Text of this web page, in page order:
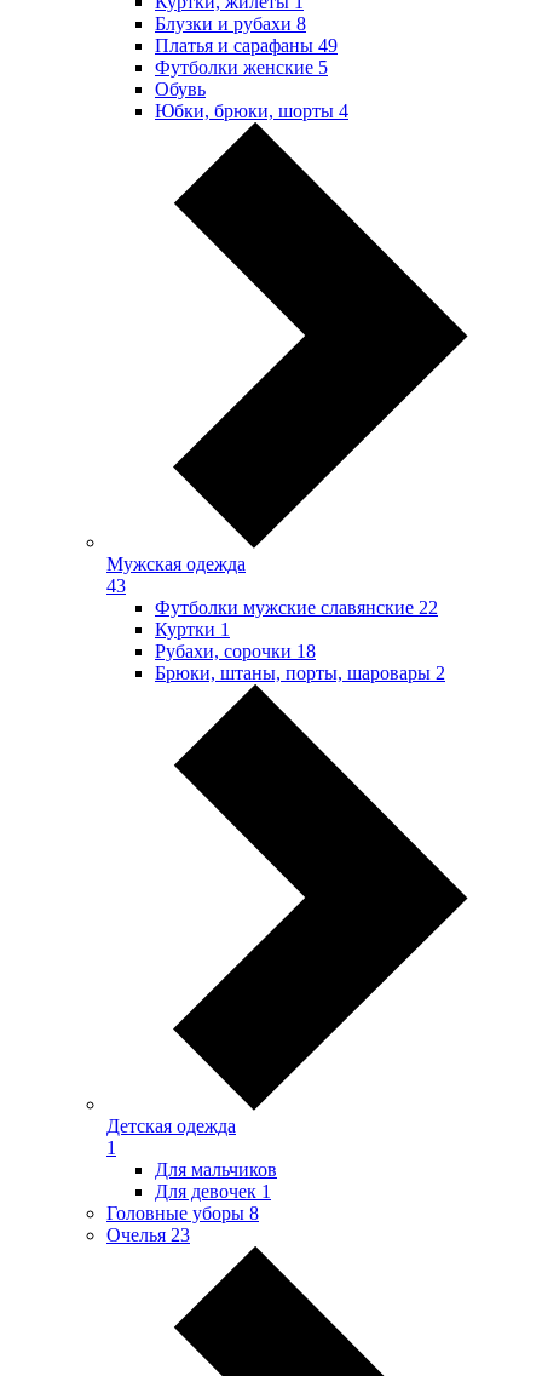
Блузки и рубахи 8
Платья и сарафаны 49
Футболки женские 5
Обувь
Юбки, брюки, шорты 4
Мужская одежда
43
Футболки мужские славянские 22
Куртки 1
Рубахи, сорочки 18
Брюки, штаны, порты, шаровары 2
Детская одежда
1
Для мальчиков
Для девочек 1
Головные уборы 8
Очелья 23